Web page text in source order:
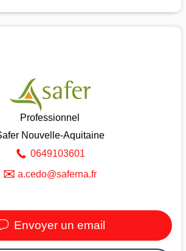
Professionnel
Nouvelle-Aquitaine
0649103601
✉ a.cedo@saferna.fr
Envoyer un email